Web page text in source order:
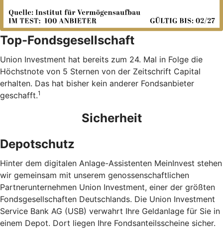
Top-Fondsgesellschaft
Union Investment hat bereits zum 24. Mal in Folge die
Höchstnote von 5 Sternen von der Zeitschrift Capital
erhalten. Das hat bisher kein anderer Fondsanbieter
geschafft.1
Sicherheit
Depotschutz
Hinter dem digitalen Anlage-Assistenten MeinInvest stehen
wir gemeinsam mit unserem genossenschaftlichen
Partnerunternehmen Union Investment, einer der größten
Fondsgesellschaften Deutschlands. Die Union Investment
Service Bank AG (USB) verwahrt Ihre Geldanlage für Sie in
einem Depot. Dort liegen Ihre Fondsanteilsscheine sicher.